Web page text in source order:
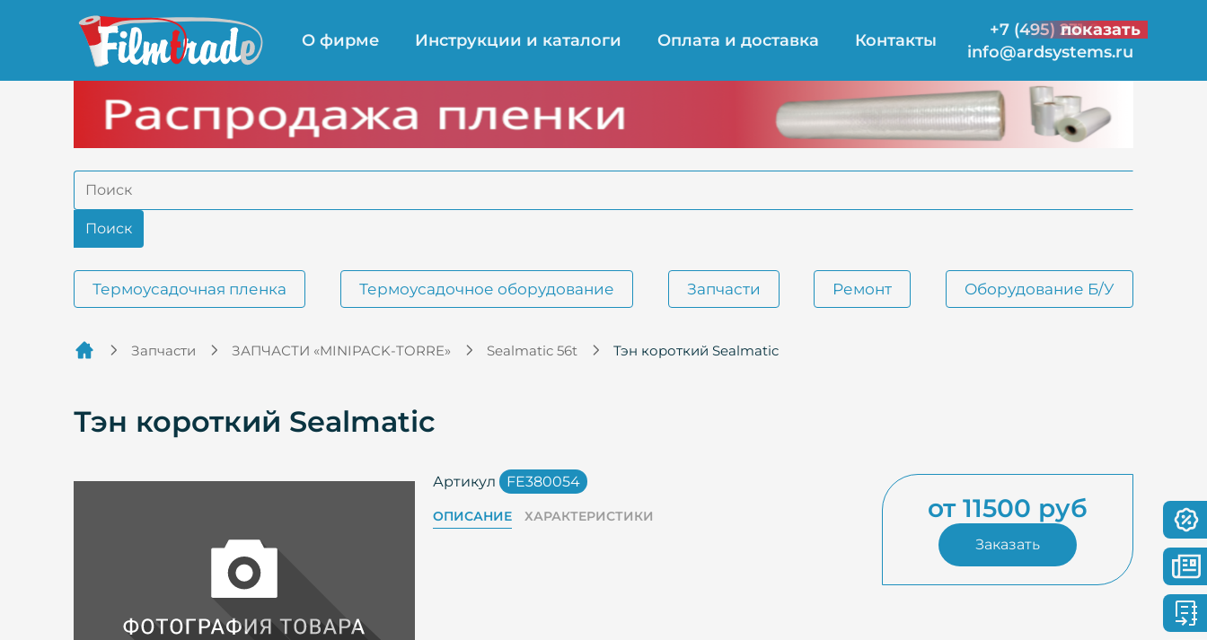
О фирме Инструкции и каталоги Оплата и доставка Контакты
+7 (495) 231-21-00
показать
info@ardsystems.ru
Термоусадочная пленка Термоусадочное оборудование Запчасти Ремонт Оборудование Б/У
Запчасти ЗАПЧАСТИ «MINIPACK-TORRE» Sealmatic 56t Тэн короткий Sealmatic
Тэн короткий Sealmatic
от 11500 руб
Заказать
Артикул FE380054
ОПИСАНИЕ ХАРАКТЕРИСТИКИ